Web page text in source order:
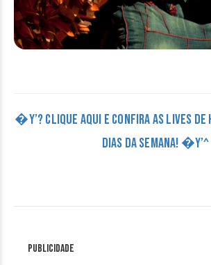
�Y’? CLIQUE AQUI E CONFIRA AS LIVES DE
DIAS DA SEMANA! �Y’^
Publicidade